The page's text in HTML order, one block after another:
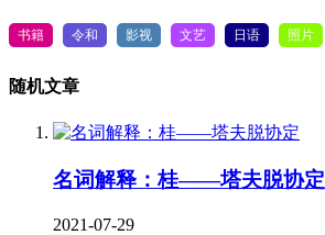
书籍 令和 影视 文艺 日语 照片
随机文章
名词解释：桂——塔夫脱协定
2021-07-29